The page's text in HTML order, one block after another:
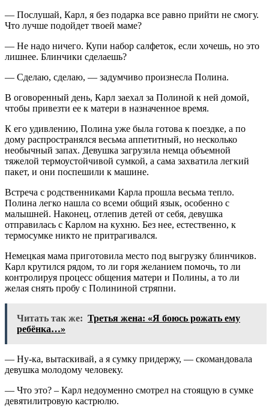
— Послушай, Карл, я без подарка все равно прийти не смогу.
Что лучше подойдет твоей маме?
— Не надо ничего. Купи набор салфеток, если хочешь, но это
лишнее. Блинчики сделаешь?
— Сделаю, сделаю, — задумчиво произнесла Полина.
В оговоренный день, Карл заехал за Полиной к ней домой,
чтобы привезти ее к матери в назначенное время.
К его удивлению, Полина уже была готова к поездке, а по
дому распространялся весьма аппетитный, но несколько
необычный запах. Девушка загрузила немца объемной
тяжелой термоустойчивой сумкой, а сама захватила легкий
пакет, и они поспешили к машине.
Встреча с родственниками Карла прошла весьма тепло.
Полина легко нашла со всеми общий язык, особенно с
малышней. Наконец, отлепив детей от себя, девушка
отправилась с Карлом на кухню. Без нее, естественно, к
термосумке никто не притрагивался.
Немецкая мама приготовила место под выгрузку блинчиков.
Карл крутился рядом, то ли горя желанием помочь, то ли
контролируя процесс общения матери и Полины, а то ли
желая снять пробу с Полининой стряпни.
Читать так же: Третья жена: «Я боюсь рожать ему
ребёнка…»
— Ну-ка, вытаскивай, а я сумку придержу, — скомандовала
девушка молодому человеку.
— Что это? – Карл недоуменно смотрел на стоящую в сумке
девятилитровую кастрюлю.